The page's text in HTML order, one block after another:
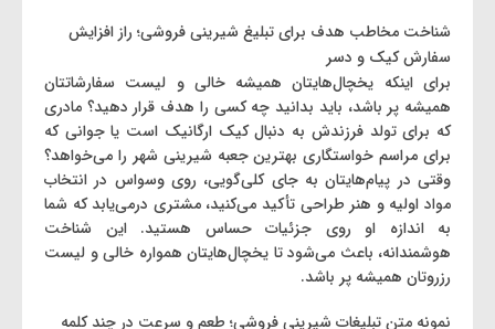
شناخت مخاطب هدف برای تبلیغ شیرینی فروشی؛ راز افزایش
سفارش کیک و دسر
برای اینکه یخچال‌هایتان همیشه خالی و لیست سفارشاتتان
همیشه پر باشد، باید بدانید چه کسی را هدف قرار دهید؟ مادری
که برای تولد فرزندش به دنبال کیک ارگانیک است یا جوانی که
برای مراسم خواستگاری بهترین جعبه شیرینی شهر را می‌خواهد؟
وقتی در پیام‌هایتان به جای کلی‌گویی، روی وسواس در انتخاب
مواد اولیه و هنر طراحی تأکید می‌کنید، مشتری درمی‌یابد که شما
به اندازه‌ او روی جزئیات حساس هستید. این شناخت
هوشمندانه، باعث می‌شود تا یخچال‌هایتان همواره خالی و لیست
رزروتان همیشه پر باشد.
نمونه متن تبلیغات شیرینی ‌فروشی؛ طعم و سرعت در چند کلمه